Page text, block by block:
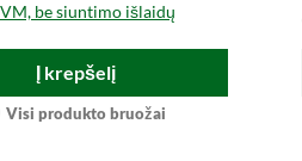
be siuntimo išlaidų
Į krepšelį
Visi produkto bruožai